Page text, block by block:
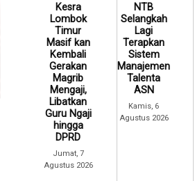
Kesra
Lombok
Timur
Masif kan
Kembali
Gerakan
Magrib
Mengaji,
Libatkan
Guru Ngaji
hingga
DPRD
Jumat, 7
Agustus 2026
NTB
Selangkah
Lagi
Terapkan
Sistem
Manajemen
Talenta
ASN
Kamis, 6
Agustus 2026